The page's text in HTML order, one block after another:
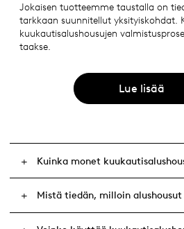
Jokaisen tuotteemme taustalla on
tarkkaan suunnitellut yksityiskohdat.
kuukautisalushousujen
taakse.
Lue lisää
Kuinka monet
Mistä tiedän, milloin